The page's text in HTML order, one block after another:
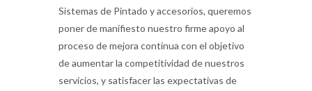
Sistemas de Pintado y accesorios, queremos
poner de manifiesto nuestro firme apoyo al
proceso de mejora continua con el objetivo
de aumentar la competitividad de nuestros
servicios, y satisfacer las expectativas de